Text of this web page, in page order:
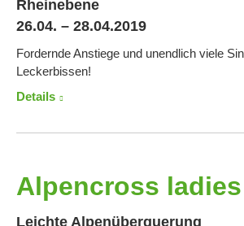
Rheinebene
26.04. – 28.04.2019
Fordernde Anstiege und unendlich viele
Leckerbissen!
Details
Alpencross
Leichte Alpenüberquerung